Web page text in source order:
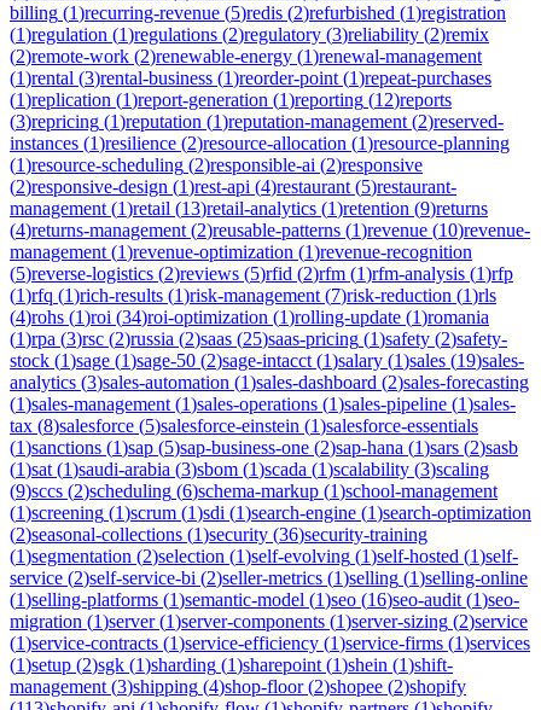
billing (1)recurring-revenue (5)redis (2)refurbished (1)registration
(1)regulation (1)regulations (2)regulatory (3)reliability (2)remix
(2)remote-work (2)renewable-energy (1)renewal-management
(1)rental (3)rental-business (1)reorder-point (1)repeat-purchases
(1)replication (1)report-generation (1)reporting (12)reports
(3)repricing (1)reputation (1)reputation-management (2)reserved-
instances (1)resilience (2)resource-allocation (1)resource-planning
(1)resource-scheduling (2)responsible-ai (2)responsive
(2)responsive-design (1)rest-api (4)restaurant (5)restaurant-
management (1)retail (13)retail-analytics (1)retention (9)returns
(4)returns-management (2)reusable-patterns (1)revenue (10)revenue-
management (1)revenue-optimization (1)revenue-recognition
(5)reverse-logistics (2)reviews (5)rfid (2)rfm (1)rfm-analysis (1)rfp
(1)rfq (1)rich-results (1)risk-management (7)risk-reduction (1)rls
(4)rohs (1)roi (34)roi-optimization (1)rolling-update (1)romania
(1)rpa (3)rsc (2)russia (2)saas (25)saas-pricing (1)safety (2)safety-
stock (1)sage (1)sage-50 (2)sage-intacct (1)salary (1)sales (19)sales-
analytics (3)sales-automation (1)sales-dashboard (2)sales-forecasting
(1)sales-management (1)sales-operations (1)sales-pipeline (1)sales-
tax (8)salesforce (5)salesforce-einstein (1)salesforce-essentials
(1)sanctions (1)sap (5)sap-business-one (2)sap-hana (1)sars (2)sasb
(1)sat (1)saudi-arabia (3)sbom (1)scada (1)scalability (3)scaling
(9)sccs (2)scheduling (6)schema-markup (1)school-management
(1)screening (1)scrum (1)sdi (1)search-engine (1)search-optimization
(2)seasonal-collections (1)security (36)security-training
(1)segmentation (2)selection (1)self-evolving (1)self-hosted (1)self-
service (2)self-service-bi (2)seller-metrics (1)selling (1)selling-online
(1)selling-platforms (1)semantic-model (1)seo (16)seo-audit (1)seo-
migration (1)server(1)server-components (1)server-sizing (2)service
(1)service-contracts (1)service-efficiency (1)service-firms (1)services
(1)setup (2)sgk (1)sharding (1)sharepoint (1)shein (1)shift-
management (3)shipping (4)shop-floor(2)shopee (2)shopify